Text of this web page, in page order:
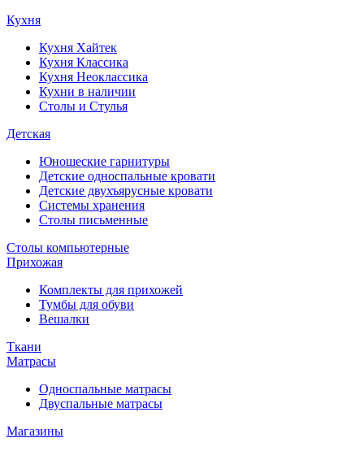
Кухня
Кухня Хайтек
Кухня Классика
Кухня Неоклассика
Кухни в наличии
Столы и Стулья
Детская
Юношеские гарнитуры
Детские односпальные кровати
Детские двухъярусные кровати
Системы хранения
Столы письменные
Столы компьютерные
Прихожая
Комплекты для прихожей
Тумбы для обуви
Вешалки
Ткани
Матрасы
Односпальные матрасы
Двуспальные матрасы
Магазины